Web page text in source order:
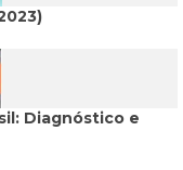
Diagnóstico e